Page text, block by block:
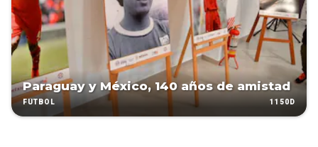
Paraguay y México, 140 años de amistad
FÚTBOL 1150D